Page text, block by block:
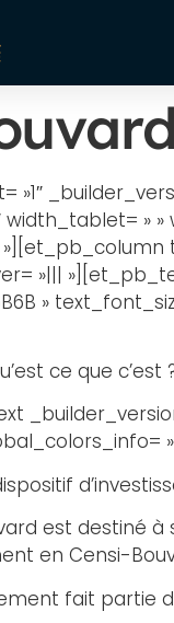
»1″
width_tablet=
»|||
»
ce que c’est
est destiné
en Censi-
fait partie